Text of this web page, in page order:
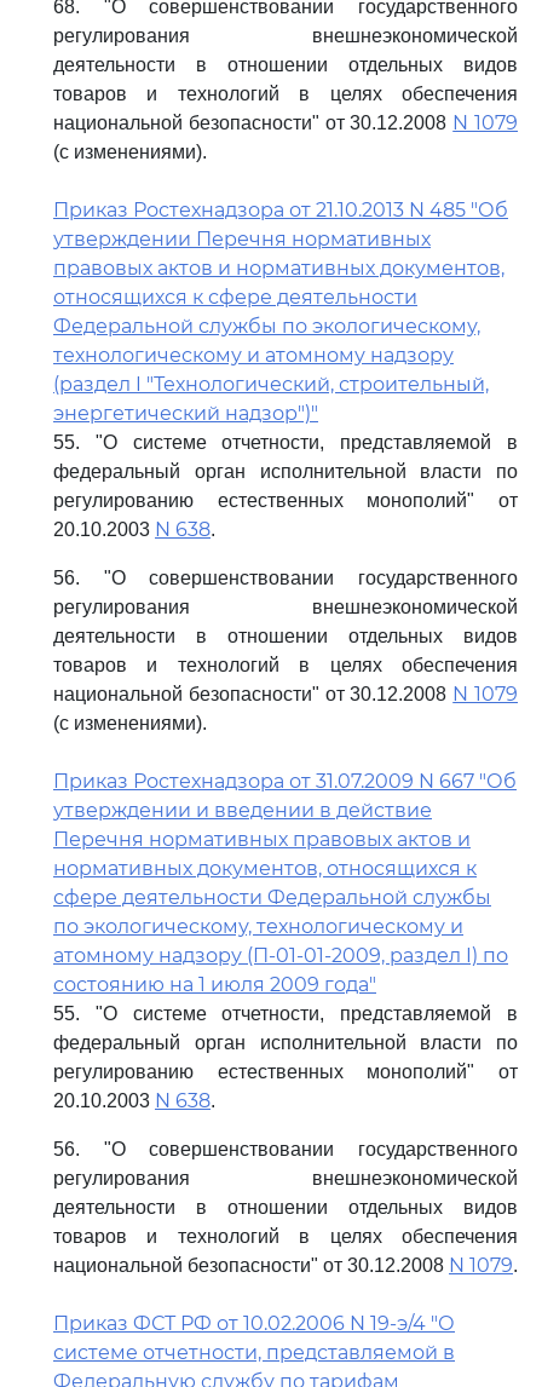
68. "О совершенствовании государственного
регулирования внешнеэкономической
деятельности в отношении отдельных видов
товаров и технологий в целях обеспечения
национальной безопасности" от 30.12.2008 N 1079
(с изменениями).
Приказ Ростехнадзора от 21.10.2013 N 485 "Об
утверждении Перечня нормативных
правовых актов и нормативных документов,
относящихся к сфере деятельности
Федеральной службы по экологическому,
технологическому и атомному надзору
(раздел I "Технологический, строительный,
энергетический надзор")"
55. "О системе отчетности, представляемой в
федеральный орган исполнительной власти по
регулированию естественных монополий" от
20.10.2003 N 638.
56. "О совершенствовании государственного
регулирования внешнеэкономической
деятельности в отношении отдельных видов
товаров и технологий в целях обеспечения
национальной безопасности" от 30.12.2008 N 1079
(с изменениями).
Приказ Ростехнадзора от 31.07.2009 N 667 "Об
утверждении и введении в действие
Перечня нормативных правовых актов и
нормативных документов, относящихся к
сфере деятельности Федеральной службы
по экологическому, технологическому и
атомному надзору (П-01-01-2009, раздел I) по
состоянию на 1 июля 2009 года"
55. "О системе отчетности, представляемой в
федеральный орган исполнительной власти по
регулированию естественных монополий" от
20.10.2003 N 638.
56. "О совершенствовании государственного
регулирования внешнеэкономической
деятельности в отношении отдельных видов
товаров и технологий в целях обеспечения
национальной безопасности" от 30.12.2008 N 1079.
Приказ ФСТ РФ от 10.02.2006 N 19-э/4 "О
системе отчетности, представляемой в
Федеральную службу по тарифам